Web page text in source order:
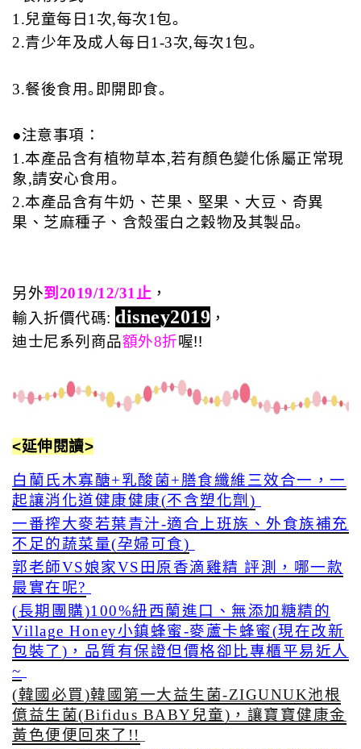
1.兒童每日1次,每次1包｡
2.青少年及成人每日1-3次,每次1包｡
3.餐後食用｡即開即食｡
●注意事項：
1.本產品含有植物草本,若有顏色變化係屬正常現
象,請安心食用｡
2.本產品含有牛奶、芒果、堅果、大豆、奇異
果、芝麻種子、含殼蛋白之穀物及其製品｡
另外到2019/12/31止 ，
輸入折價代碼: disney2019 ，
迪士尼系列商品額外8折喔!!
<延伸閱讀>
白蘭氏木寡醣+乳酸菌+膳食纖維三效合一，一
起讓消化道健康健康(不含塑化劑)
一番搾大麥若葉青汁-適合上班族、外食族補充
不足的蔬菜量(孕婦可食)
郭老師VS娘家VS田原香滴雞精 評測，哪一款
最實在呢?
(長期團購)100%紐西蘭進口、無添加糖精的
Village Honey小鎮蜂蜜-麥蘆卡蜂蜜(現在改新
包裝了)，品質有保證但價格卻比專櫃平易近人
~
(韓國必買)韓國第一大益生菌-ZIGUNUK池根
億益生菌(Bifidus BABY兒童)，讓寶寶健康金
黃色便便回來了!!